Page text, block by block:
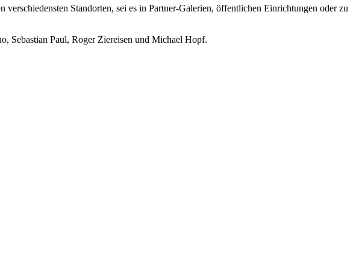
Standorten, sei es in Partner-Galerien, öffentlichen Einrichtungen oder zu
Sebastian Paul, Roger Ziereisen und Michael Hopf.